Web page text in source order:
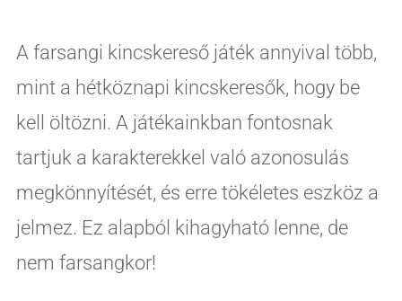
A farsangi kincskereső játék annyival több,
mint a hétköznapi kincskeresők, hogy be
kell öltözni. A játékainkban fontosnak
tartjuk a karakterekkel való azonosulás
megkönnyítését, és erre tökéletes eszköz a
jelmez. Ez alapból kihagyható lenne, de
nem farsangkor!